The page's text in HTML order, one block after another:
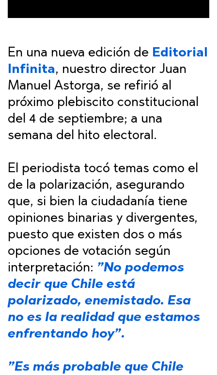
En una nueva edición de Editorial
Infinita, nuestro director Juan
Manuel Astorga, se refirió al
próximo plebiscito constitucional
del 4 de septiembre; a una
semana del hito electoral.
El periodista tocó temas como el
de la polarización, asegurando
que, si bien la ciudadanía tiene
opiniones binarias y divergentes,
puesto que existen dos o más
opciones de votación según
interpretación: ”No podemos
decir que Chile está
polarizado, enemistado. Esa
no es la realidad que estamos
enfrentando hoy”.
”Es más probable que Chile